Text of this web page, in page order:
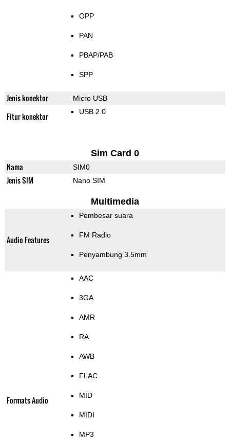
OPP
PAN
PBAP/PAB
SPP
Jenis konektor Micro USB
Fitur konektor USB 2.0
Sim Card 0
Nama SIM0
Jenis SIM Nano SIM
Multimedia
Audio Features
Pembesar suara
FM Radio
Penyambung 3.5mm
Formats Audio
AAC
3GA
AMR
RA
AWB
FLAC
MID
MIDI
MP3